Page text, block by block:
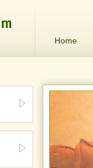
Home